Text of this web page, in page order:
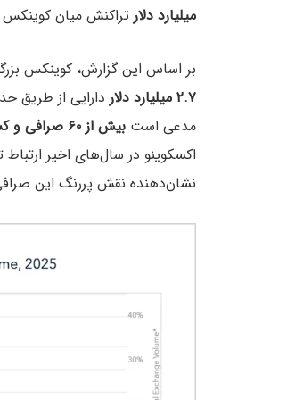
میلیارد دلار تراکنش میان کوینکس
بر اساس این گزارش، کوینکس
۲.۷ میلیارد دلار
مدعی است بیش از ۶۰ صرافی و کسب‌وکار رمزارزی ایرانی
اکسکوینو در سال‌های اخیر
نشان‌دهنده نقش پررنگ این